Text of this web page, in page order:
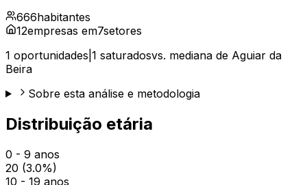
666habitantes
12empresas em7setores
1 oportunidades 1 saturadosvs. mediana de Aguiar da
Beira
Sobre esta análise e metodologia
Distribuição etária
0 - 9 anos
20 (3.0%)
10 - 19 anos